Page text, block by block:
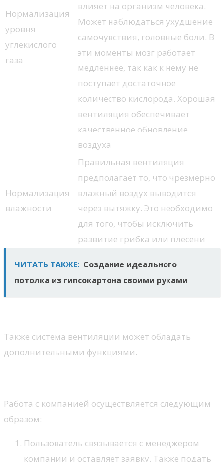
Нормализация
уровня
углекислого
газа
влияет на организм человека.
Может наблюдаться ухудшение
самочувствия, головные боли. В
эти моменты мозг работает
медленнее, так как к нему не
поступает достаточное
количество кислорода. Хорошая
вентиляция обеспечивает
качественное обновление
воздуха
Нормализация
влажности
Правильная вентиляция
предполагает то, что чрезмерно
влажный воздух выводится
через вытяжку. Это необходимо
для того, чтобы исключить
развитие грибка или плесени
ЧИТАТЬ ТАКЖЕ: Создание идеального
потолка из гипсокартона своими руками
Также система вентиляции может обладать
дополнительными функциями.
Работа с компанией осуществляется следующим
образом:
Пользователь связывается с менеджером
компании и оставляет заявку. Также подать